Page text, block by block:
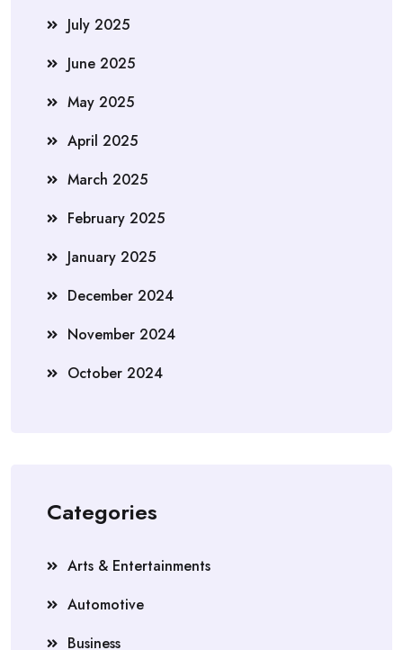
July 2025
June 2025
May 2025
April 2025
March 2025
February 2025
January 2025
December 2024
November 2024
October 2024
Categories
Arts & Entertainments
Automotive
Business